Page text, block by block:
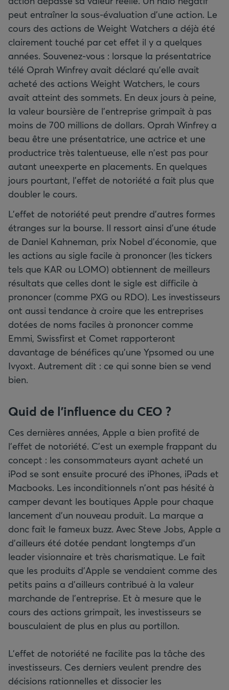
peut entraîner la sous-évaluation d'une action. Le
cours des actions de Weight Watchers a déjà été
clairement touché par cet effet il y a quelques
années. Souvenez-vous : lorsque la présentatrice
télé Oprah Winfrey avait déclaré qu'elle avait
acheté des actions Weight Watchers, le cours
avait atteint des sommets. En deux jours à peine,
la valeur boursière de l'entreprise grimpait à pas
moins de 700 millions de dollars. Oprah Winfrey a
beau être une présentatrice, une actrice et une
productrice très talentueuse, elle n'est pas pour
autant uneexperte en placements. En quelques
jours pourtant, l'effet de notoriété a fait plus que
doubler le cours.
L'effet de notoriété peut prendre d'autres formes
étranges sur la bourse. Il ressort ainsi d'une étude
de Daniel Kahneman, prix Nobel d'économie, que
les actions au sigle facile à prononcer (les tickers
tels que KAR ou LOMO) obtiennent de meilleurs
résultats que celles dont le sigle est difficile à
prononcer (comme PXG ou RDO). Les investisseurs
ont aussi tendance à croire que les entreprises
dotées de noms faciles à prononcer comme
Emmi, Swissfirst et Comet rapporteront
davantage de bénéfices qu'une Ypsomed ou une
Ivyoxt. Autrement dit : ce qui sonne bien se vend
bien.
Quid de l'influence du CEO ?
Ces dernières années, Apple a bien profité de
l'effet de notoriété. C’est un exemple frappant du
concept : les consommateurs ayant acheté un
iPod se sont ensuite procuré des iPhones, iPads et
Macbooks. Les inconditionnels n'ont pas hésité à
camper devant les boutiques Apple pour chaque
lancement d’un nouveau produit. La marque a
donc fait le fameux buzz. Avec Steve Jobs, Apple a
d'ailleurs été dotée pendant longtemps d'un
leader visionnaire et très charismatique. Le fait
que les produits d'Apple se vendaient comme des
petits pains a d'ailleurs contribué à la valeur
marchande de l'entreprise. Et à mesure que le
cours des actions grimpait, les investisseurs se
bousculaient de plus en plus au portillon.
L'effet de notoriété ne facilite pas la tâche des
investisseurs. Ces derniers veulent prendre des
décisions rationnelles et dissocier les